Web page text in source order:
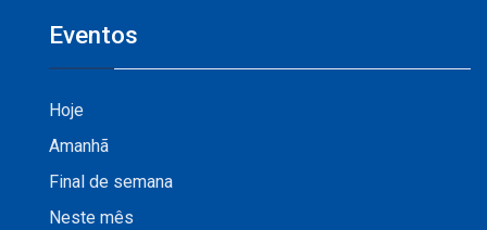
Eventos
Hoje
Amanhã
Final de semana
Neste mês